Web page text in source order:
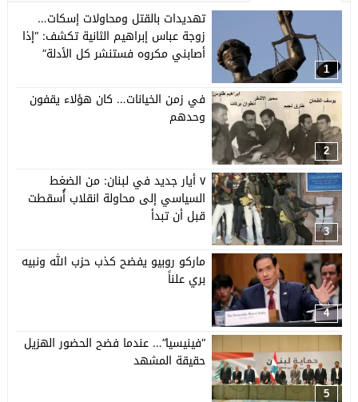
1
تهديدات بالقتل ومحاولات إسكات…
زوجة عباس إبراهيم الثانية تكشف: “إذا
أصابني مكروه فستنشر كل الأدلة”
2
في زمن الخيانات… كان هؤلاء يقفون
وحدهم
3
٧ أيار جديد في لبنان: من الضغط
السياسي إلى محاولة انقلاب أُسقطت
قبل أن تبدأ
4
ماركو روبيو يفضح كذب حزب الله ونبيه
بري علناً
5
“فينيسيا”… عندما فضح الحضور الهزيل
حقيقة المشهد